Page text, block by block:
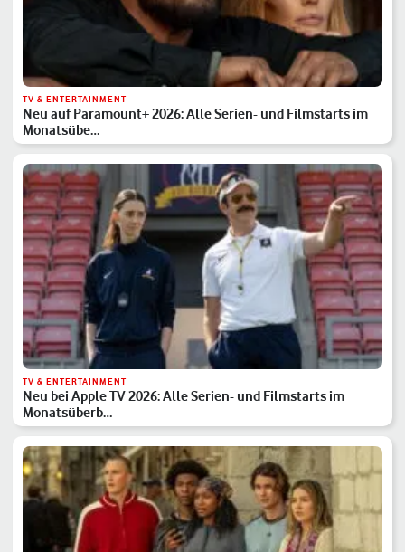
TV & ENTERTAINMENT
Neu auf Paramount+ 2026: Alle Serien- und Filmstarts im
Monatsübe…
TV & ENTERTAINMENT
Neu bei Apple TV 2026: Alle Serien- und Filmstarts im
Monatsüberb…